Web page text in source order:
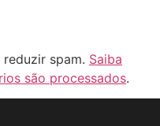
spam. Saiba
são processados.